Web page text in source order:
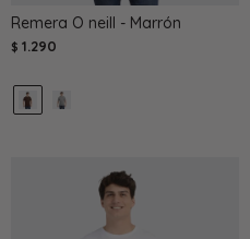
Remera O neill - Marrón
$ 1.290